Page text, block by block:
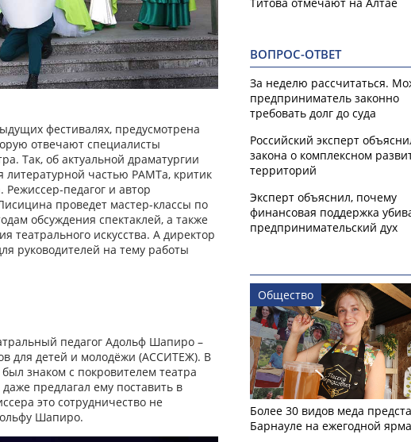
фестивалях, предусмотрена
отвечают специалисты
Так, об актуальной драматургии
литературной частью РАМТа, критик
педагог и автор
проведет мастер-классы по
обсуждения спектаклей, а также
театрального искусства. А директор
руководителей на тему работы
педагог Адольф Шапиро –
для детей и молодёжи (АССИТЕЖ). В
знаком с покровителем театра
предлагал ему поставить в
это сотрудничество не
Шапиро.
ВОПРОС-ОТВЕТ
За неделю рассчитаться.
предприниматель законно
требовать долг до суда
Российский эксперт
закона о комплексном
территорий
Эксперт объяснил, почему
финансовая поддержка
предпринимательский дух
Общество
Более 30 видов меда
Барнауле на ежегодной